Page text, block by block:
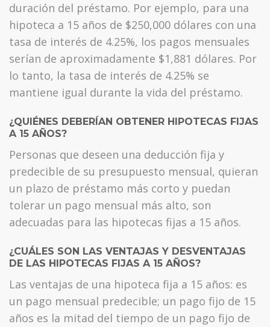
duración del préstamo. Por ejemplo, para una
hipoteca a 15 años de $250,000 dólares con una
tasa de interés de 4.25%, los pagos mensuales
serían de aproximadamente $1,881 dólares. Por
lo tanto, la tasa de interés de 4.25% se
mantiene igual durante la vida del préstamo.
¿QUIÉNES DEBERÍAN OBTENER HIPOTECAS FIJAS
A 15 AÑOS?
Personas que deseen una deducción fija y
predecible de su presupuesto mensual, quieran
un plazo de préstamo más corto y puedan
tolerar un pago mensual más alto, son
adecuadas para las hipotecas fijas a 15 años.
¿CUÁLES SON LAS VENTAJAS Y DESVENTAJAS
DE LAS HIPOTECAS FIJAS A 15 AÑOS?
Las ventajas de una hipoteca fija a 15 años: es
un pago mensual predecible; un pago fijo de 15
años es la mitad del tiempo de un pago fijo de